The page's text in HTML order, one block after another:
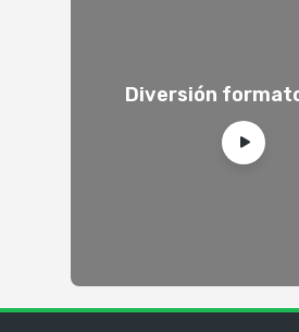
Diversión